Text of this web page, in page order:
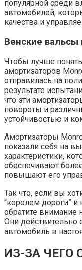
популярной среди
автомобилей,
качества и
Венские вальсы
Чтобы лучше
амортизаторов
отправилась на
результате
что эти
повороты и
устойчивостью и
Амортизаторы
показали себя на
характеристики,
обеспечивают
повышают его
Так что, если вы
“королем дороги” и
обратите внимание
Они
автомобиль в
ИЗ-ЗА ЧЕГО